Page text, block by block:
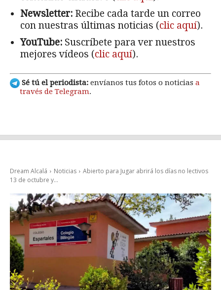
Newsletter: Recibe cada tarde un correo
con nuestras últimas noticias (clic aquí).
YouTube: Suscríbete para ver nuestros
mejores vídeos (clic aquí).
Sé tú el periodista: envíanos tus fotos o noticias a
través de Telegram.